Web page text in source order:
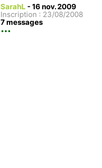
SarahL - 16 nov. 2009
Inscription : 23/08/2008
7 messages